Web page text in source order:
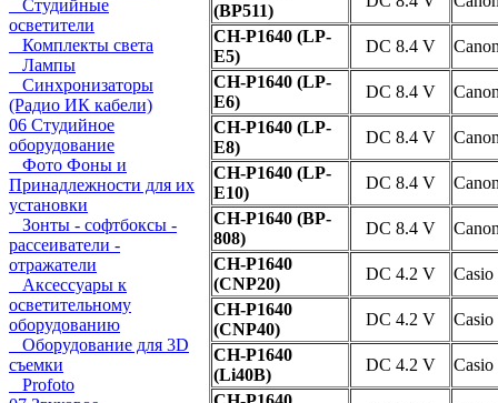
Студийные
осветители
Комплекты света
Лампы
Синхронизаторы
(Радио ИК кабели)
06 Студийное
оборудование
Фото Фоны и
Принадлежности для их
установки
Зонты - софтбоксы -
рассеиватели -
отражатели
Аксессуары к
осветительному
оборудованию
Оборудование для 3D
съемки
Profoto
(BP511)
CH-P1640 (LP-
E5)
DC 8.4 V
CH-P1640 (LP-
E6)
DC 8.4 V
CH-P1640 (LP-
E8)
DC 8.4 V
CH-P1640 (LP-
E10)
DC 8.4 V
CH-P1640 (BP-
808)
DC 8.4 V
CH-P1640
(CNP20)
DC 4.2 V
Casio
CH-P1640
(CNP40)
DC 4.2 V
Casio
CH-P1640
(Li40B)
DC 4.2 V
Casio